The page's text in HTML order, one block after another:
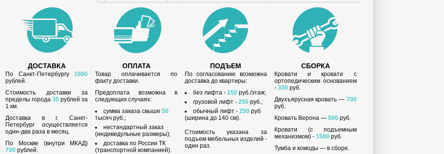
ДОСТАВКА
По Санкт-Петербургу1000
рублей.
Стоимость доставки за
пределы города30 рублей за
1 км.
Доставка в г. Санкт-
Петербург осуществляется
один-два раза в месяц.
По Москве (внутри МКАД)
700 рублей.
ОПЛАТА
Товар оплачивается по
факту доставки.
Предоплата возможна в
следующих случаях:
сумма заказа свыше50
тысяч руб.;
нестандартный заказ
(индивидульные размеры);
доставка по России ТК
(транспортной компанией).
ПОДЪЕМ
По согласованию возможна
доставка до квартиры:
без лифта - 150руб./этаж;
грузовой лифт - 250руб.;
обычный лифт - 250руб
(ширина до 140 см).
Стоимость указана за
подъем мебельных изделий -
один раз.
СБОРКА
Кровати и кровати с
ортопедическим основанием
- 350руб.
Двухъярусная кровать — 700
руб.
Кровать Верона — 500руб.
Кровати (с подъемным
механизмом) - 1500руб.
Тумба и комоды — в сборе.